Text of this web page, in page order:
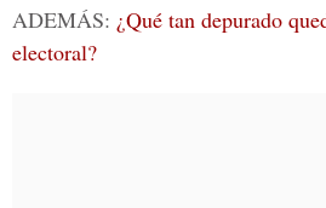
ADEMÁS: ¿Qué tan depurado
electoral?